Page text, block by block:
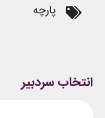
پارچه